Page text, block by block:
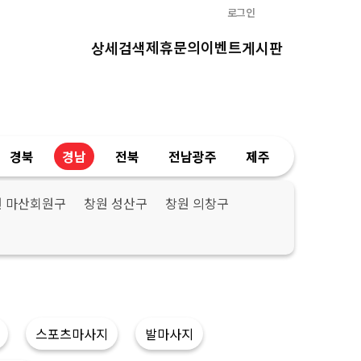
로그인
상세검색제휴문의이벤트게시판
경북 경남 전북 전남광주 제주
마산회원구 창원 성산구 창원 의창구
스포츠마사지 발마사지